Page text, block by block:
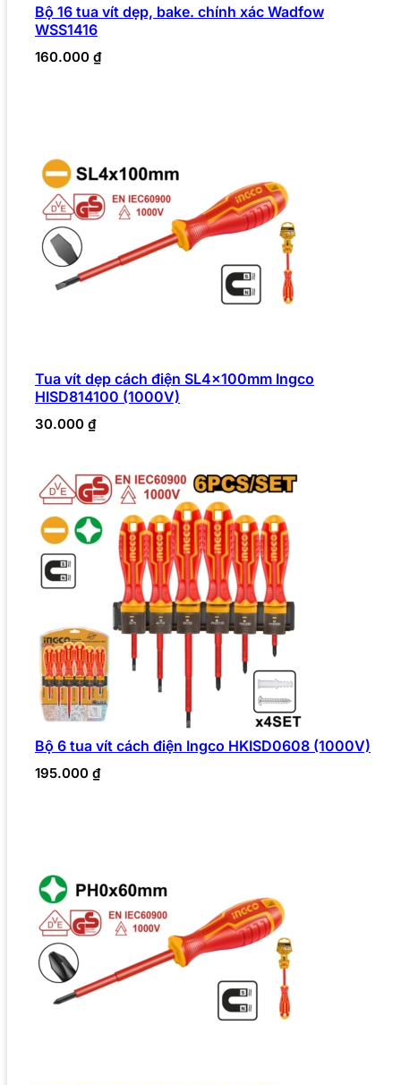
Bộ 16 tua vít dẹp, bake. chính xác Wadfow
WSS1416
160.000 ₫
Tua vít dẹp cách điện SL4x100mm Ingco
HISD814100 (1000V)
30.000 ₫
Bộ 6 tua vít cách điện Ingco HKISD0608 (1000V)
195.000 ₫